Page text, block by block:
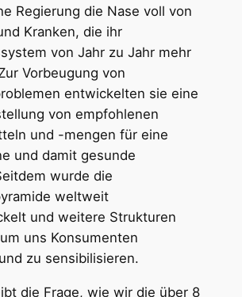
Regierung die Nase voll von
Kranken, die ihr
von Jahr zu Jahr mehr
Vorbeugung von
entwickelten sie eine
von empfohlenen
und -mengen für eine
und damit gesunde
wurde die
weltweit
und weitere Strukturen
uns Konsumenten
zu sensibilisieren.
die Frage, wie wir die über 8